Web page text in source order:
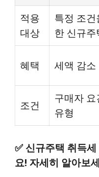
적용
대상
특정 조건
한 신규주
혜택 세액 감소
조건
구매자 요
유형
✅ 신규주택 취득
요! 자세히 알아보